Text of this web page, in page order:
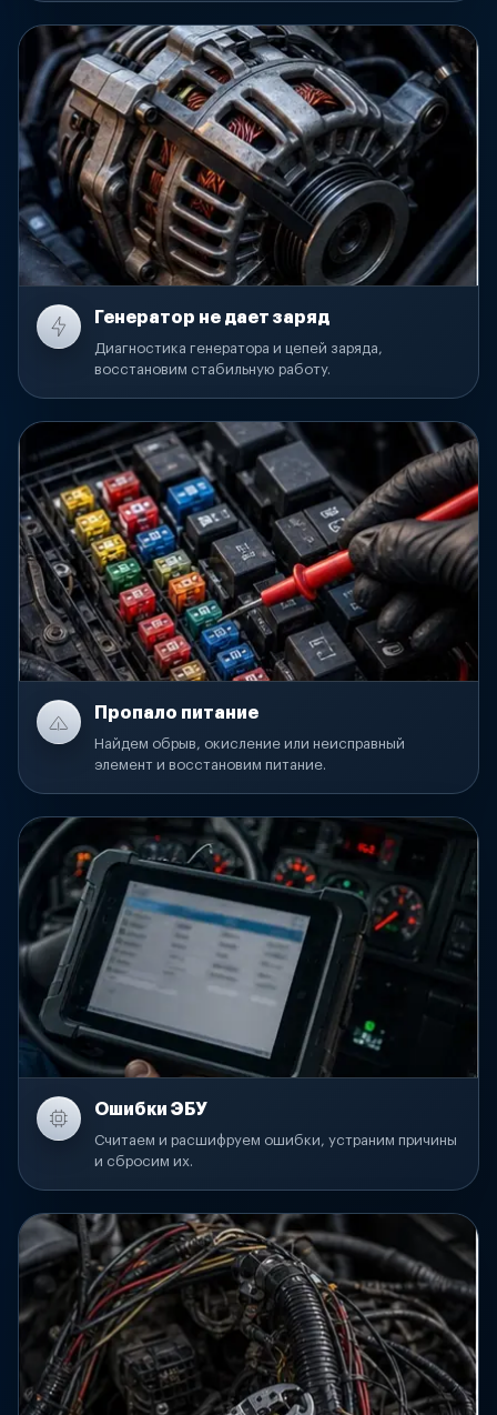
Генератор не дает заряд
Диагностика генератора и цепей заряда,
восстановим стабильную работу.
Пропало питание
Найдем обрыв, окисление или неисправный
элемент и восстановим питание.
Ошибки ЭБУ
Считаем и расшифруем ошибки, устраним причины
и сбросим их.